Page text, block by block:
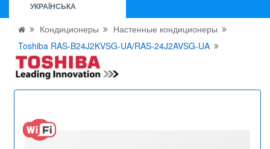
УКРАЇНСЬКА
Кондиционеры
Настенные кондиционеры
Toshiba RAS-B24J2KVSG-UA/RAS-24J2AVSG-UA